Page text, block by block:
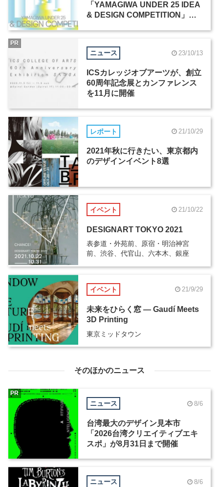
「YAMAGIWA UNDER 25 IDEA
& DESIGN COMPETITION」、5
ニュース 23/10/13
ICSカレッジオブアーツが、創立
60周年記念展とカンファレンス
を11月に開催
PR
レポート 21/10/29
2021年秋に行きたい、東京都内
のデザインイベント8選
イベント 21/10/22
DESIGNART TOKYO 2021
表参道・外苑前、原宿・明治神宮
前、渋谷、代官山、六本木、銀座
イベント 21/9/29
未来をひらく窓 ― Gaudí Meets
3D Printing
東京ミッドタウン
そのほかのニュース
ニュース 8/6
台湾最大のデザイン見本市
「2026台湾クリエイティブエキ
スポ」が8月31日まで開催
PR
ニュース 8/6